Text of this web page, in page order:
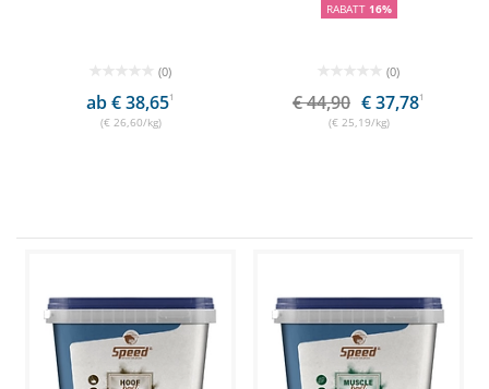
(0)
ab € 38,651
(€ 26,60/kg)
RABATT 16%
(0)
€ 44,90 € 37,781
(€ 25,19/kg)